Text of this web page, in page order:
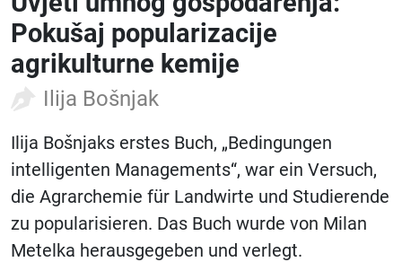
Pokušaj popularizacije
agrikulturne kemije
Ilija Bošnjak
Ilija Bošnjaks erstes Buch, „Bedingungen
intelligenten Managements“, war ein Versuch,
die Agrarchemie für Landwirte und Studierende
zu popularisieren. Das Buch wurde von Milan
Metelka herausgegeben und verlegt.